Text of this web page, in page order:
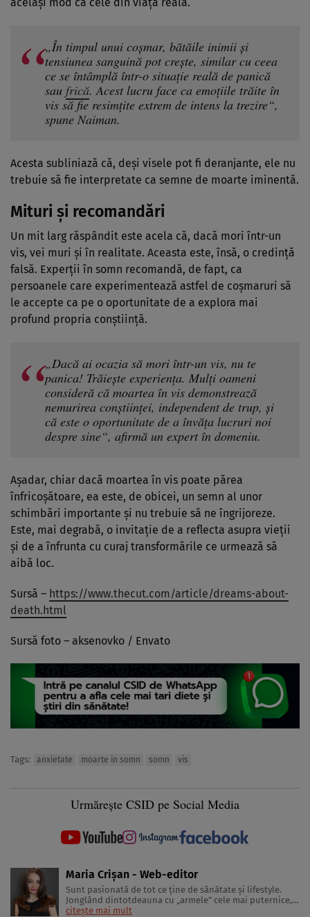
„În timpul unui coșmar, bătăile inimii și
tensiunea sanguină pot crește, similar cu ceea
ce se întâmplă într-o situație reală de panică
sau frică. Acest lucru face ca emoțiile trăite în
vis să fie resimțite extrem de intens la trezire“,
spune Naiman.
Acesta subliniază că, deși visele pot fi deranjante, ele nu
trebuie să fie interpretate ca semne de moarte iminentă.
Mituri și recomandări
Un mit larg răspândit este acela că, dacă mori într-un
vis, vei muri și în realitate. Aceasta este, însă, o credință
falsă. Experții în somn recomandă, de fapt, ca
persoanele care experimentează astfel de coșmaruri să
le accepte ca pe o oportunitate de a explora mai
profund propria conștiință.
„Dacă ai ocazia să mori într-un vis, nu te
panica! Trăiește experiența. Mulți oameni
consideră că moartea în vis demonstrează
nemurirea conștiinței, independent de trup, și
că este o oportunitate de a învăța lucruri noi
despre sine“, afirmă un expert în domeniu.
Așadar, chiar dacă moartea în vis poate părea
înfricoșătoare, ea este, de obicei, un semn al unor
schimbări importante și nu trebuie să ne îngrijoreze.
Este, mai degrabă, o invitație de a reflecta asupra vieții
și de a înfrunta cu curaj transformările ce urmează să
aibă loc.
Sursă – https://www.thecut.com/article/dreams-about-
death.html
Sursă foto – aksenovko / Envato
Tags: anxietate moarte in somn somn vis
Urmărește CSID pe Social Media
Maria Crișan - Web-editor
Sunt pasionată de tot ce ține de sănătate și lifestyle.
Jonglând dintotdeauna cu „armele” cele mai puternice,
cuvintele, îmi place să împărtășesc cu cititorii diverse
citește mai mult